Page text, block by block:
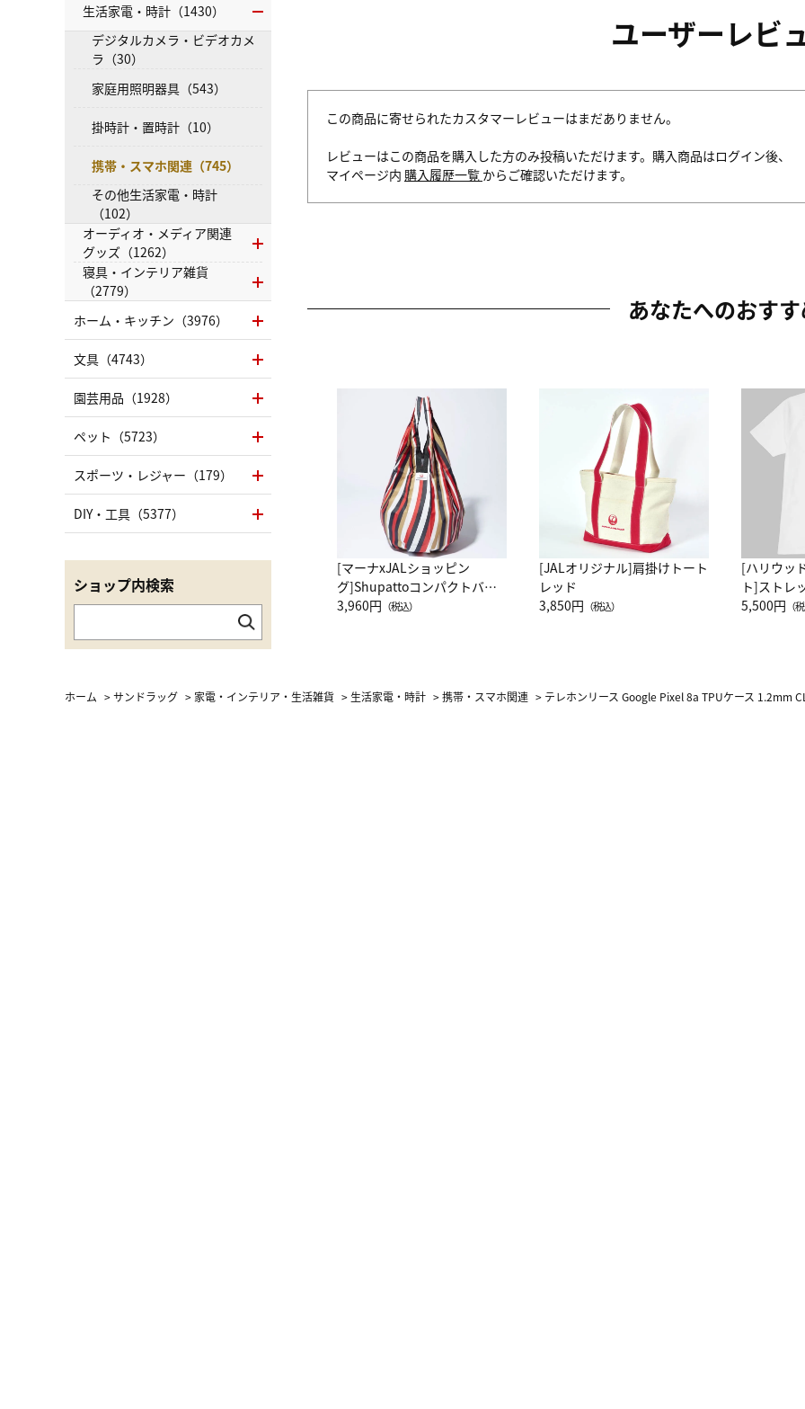
ユーザーレビ
この商品に寄せられたカスタマーレビューはまだありません。
レビューはこの商品を購入した方のみ投稿いただけます。購入商品はログイン後、
マイページ内 購入履歴一覧 からご確認いただけます。
あなたへのおす
[マーナxJALショッピン
グ]Shupattoコンパクトバッ
グ Drop JAL客室乗務員
3,960円 （税込）
[JALオリジナル]肩掛けトート
レッド
3,850円 （税込）
[ハリウッ
ト]ストレ
ーネック
5,500円 （
生活家電・時計（1430）
デジタルカメラ・ビデオカメ
ラ（30）
家庭用照明器具（543）
掛時計・置時計（10）
携帯・スマホ関連（745）
その他生活家電・時計
（102）
オーディオ・メディア関連
グッズ（1262）
寝具・インテリア雑貨
（2779）
ホーム・キッチン（3976）
文具（4743）
園芸用品（1928）
ペット（5723）
スポーツ・レジャー（179）
DIY・工具（5377）
ショップ内検索
ホーム >サンドラッグ > 家電・インテリア・生活雑貨 > 生活家電・時計 >携帯・スマホ関連 > テレホンリース Google Pixel 8a TPUケース 1.2mm